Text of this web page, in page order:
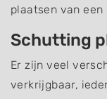
plaatsen van
Schutting
Er zijn veel
verkrijgbaar,